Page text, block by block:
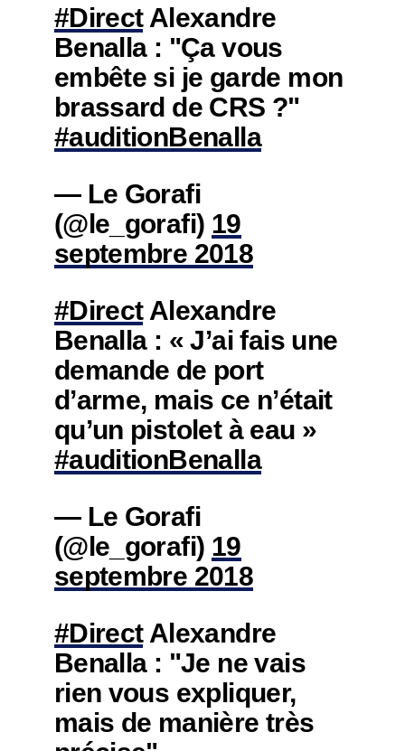
#DirectAlexandre
Benalla : "Ça vous
embête si je garde mon
brassard de CRS ?"
#auditionBenalla
— Le Gorafi
(@le_gorafi) 19
septembre 2018
#DirectAlexandre
Benalla : « J’ai fais une
demande de port
d’arme, mais ce n’était
qu’un pistolet à eau »
#auditionBenalla
— Le Gorafi
(@le_gorafi) 19
septembre 2018
#DirectAlexandre
Benalla : "Je ne vais
rien vous expliquer,
mais de manière très